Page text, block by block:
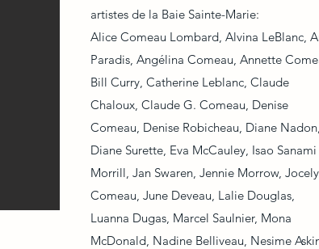
artistes de la Baie Sainte-Marie:
Alice Comeau Lombard, Alvina LeBlanc,
Paradis, Angélina Comeau, Annette
Bill Curry, Catherine Leblanc, Claude
Chaloux, Claude G. Comeau, Denise
Comeau, Denise Robicheau, Diane Nadon,
Diane Surette, Eva McCauley, Isao Sanami
Morrill, Jan Swaren, Jennie Morrow,
Comeau, June Deveau, Lalie Douglas,
Luanna Dugas, Marcel Saulnier, Mona
McDonald, Nadine Belliveau, Nesime